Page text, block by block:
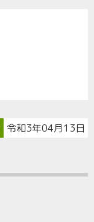
令和3年04月13日